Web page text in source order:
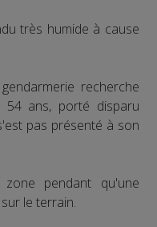
très humide à cause
recherche
ans, porté disparu
pas présenté à son
pendant qu'une
le terrain.